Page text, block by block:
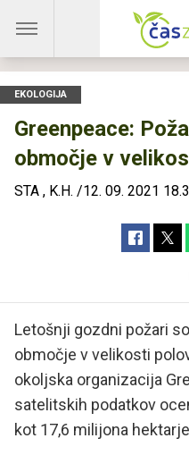
EKOLOGIJA
Greenpeace:
območje v
STA , K.H. /12. 09. 2021
Letošnji gozdni požari
območje v velikosti
okoljska organizacija
satelitskih podatkov
kot 17,6 milijona